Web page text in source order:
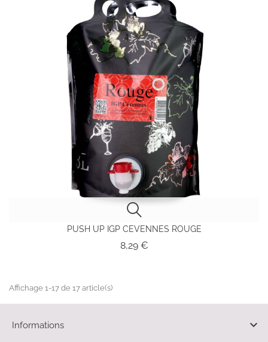
PUSH UP IGP CEVENNES ROUGE
8,29 €Prix
Affichage 1-17 de 17 article(s)
Informations
